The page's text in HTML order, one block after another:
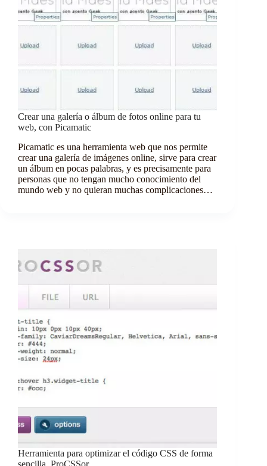
Crear una galería o álbum de fotos online para tu
web, con Picamatic
Picamatic es una herramienta web que nos permite
crear una galería de imágenes online, sirve para crear
un álbum en pocas palabras, y es precisamente para
personas que no tengan mucho conocimiento del
mundo web y no quieran muchas complicaciones…
Herramienta para optimizar el código CSS de forma